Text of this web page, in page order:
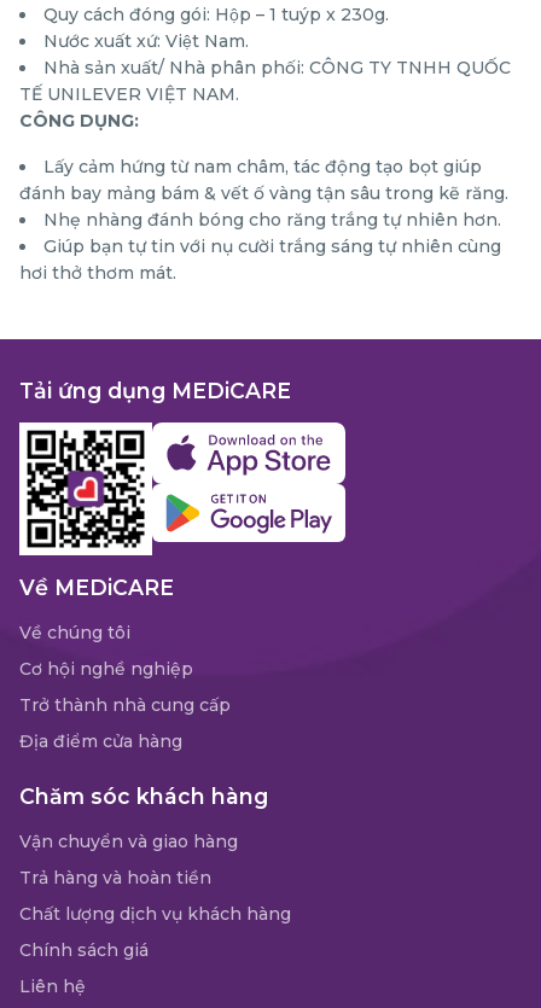
Quy cách đóng gói: Hộp – 1 tuýp x 230g.
Nước xuất xứ: Việt Nam.
Nhà sản xuất/ Nhà phân phối: CÔNG TY TNHH QUỐC
TẾ UNILEVER VIỆT NAM.
CÔNG DỤNG:
Lấy cảm hứng từ nam châm, tác động tạo bọt giúp
đánh bay mảng bám & vết ố vàng tận sâu trong kẽ răng.
Nhẹ nhàng đánh bóng cho răng trắng tự nhiên hơn.
Giúp bạn tự tin với nụ cười trắng sáng tự nhiên cùng
hơi thở thơm mát.
Tải ứng dụng MEDiCARE
Về MEDiCARE
Về chúng tôi
Cơ hội nghề nghiệp
Trở thành nhà cung cấp
Địa điểm cửa hàng
Chăm sóc khách hàng
Vận chuyển và giao hàng
Trả hàng và hoàn tiền
Chất lượng dịch vụ khách hàng
Chính sách giá
Liên hệ